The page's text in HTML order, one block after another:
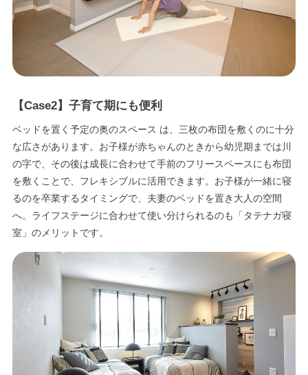
【Case2】子育て期にも便利
ベッドを置く予定の奥のスペース は、三枚の布団を敷くのに十分
な広さがあります。お子様が赤ちゃんのときから幼児期までは川
の字で、その後は成長に合わせて手前のフリースペースにも布団
を敷くことで、フレキシブルに活用できます。お子様が一緒に寝
るのを卒業するタイミングで、夫妻のベッドを置き大人の空間
へ。ライフステージに合わせて使い分けられるのも「タテナガ寝
室」のメリットです。